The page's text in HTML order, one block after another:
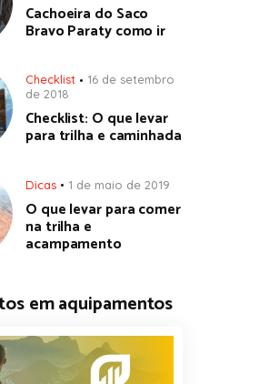
Cachoeira do Saco
Bravo Paraty como ir
Checklist
16 de setembro
de 2018
Checklist: O que levar
para trilha e caminhada
Dicas 1 de maio de 2019
O que levar para comer
na trilha e
acampamento
em aquipamentos